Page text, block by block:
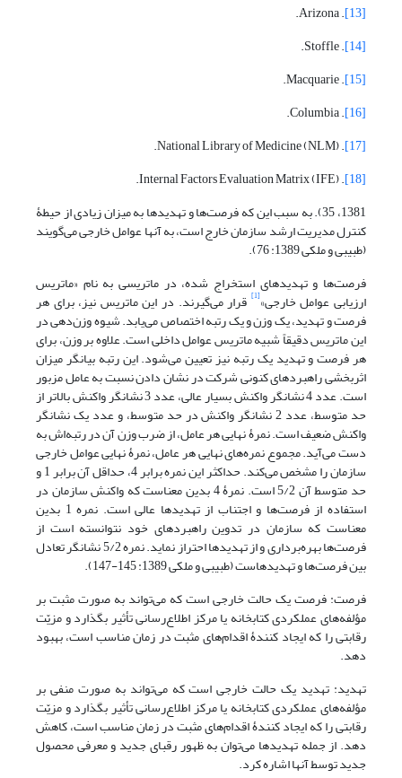
[13]
. Arizona.
[14]
. Stoffle.
[15]
. Macquarie.
[16]
. Columbia.
[17]
. National Library of Medicine (NLM).
[18]
. Internal Factors Evaluation Matrix (IFE).
1381، 35). به سبب این که فرصت‌ها و تهدیدها به میزان زیادی از حیطۀ
کنترل مدیریت ارشد سازمان خارج است، به آنها عوامل خارجی می‌گویند
(طبیبی و ملکی 1389: 76).
فرصت‌ها و تهدیدهای استخراج شده، در ماتریسی به نام «ماتریس
ارزیابی عوامل خارجی»[1] قرار می‌گیرند. در این ماتریس نیز، برای هر
فرصت و تهدید، یک وزن و یک رتبه اختصاص می‌یابد. شیوه وزن‌دهی در
این ماتریس دقیقاً شبیه ماتریس عوامل داخلی است. علاوه بر وزن، برای
هر فرصت و تهدید یک رتبه نیز تعیین می‌شود. این رتبه بیانگر میزان
اثربخشی راهبردهای کنونی شرکت در نشان دادن نسبت به عامل مزبور
است. عدد 4 نشانگر واکنش بسیار عالی، عدد 3 نشانگر واکنش بالاتر از
حد متوسط، عدد 2 نشانگر واکنش در حد متوسط، و عدد یک نشانگر
واکنش ضعیف است. نمرۀ نهایی هر عامل، از ضرب وزن آن در رتبه‌اش به
دست می‌آید. مجموع نمره‌های نهایی هر عامل، نمرۀ نهایی عوامل خارجی
سازمان را مشخص می‌کند. حداکثر این نمره برابر 4، حداقل آن برابر 1 و
حد متوسط آن 5/2 است. نمرۀ 4 بدین معناست که واکنش سازمان در
استفاده از فرصت‌ها و اجتناب از تهدیدها عالی است. نمره 1 بدین
معناست که سازمان در تدوین راهبردهای خود نتوانسته است از
فرصت‌ها بهره‌برداری و از تهدیدها احتراز نماید. نمره 5/2 نشانگر تعادل
بین فرصت‌ها و تهدیدهاست (طبیبی و ملکی 1389: 145-147).
فرصت: فرصت یک حالت خارجی است که می‌تواند به صورت مثبت بر
مؤلفه‌های عملکردی کتابخانه یا مرکز اطلاع‌رسانی تأثیر بگذارد و مزیّت
رقابتی را که ایجاد کنندۀ اقدام‌های مثبت در زمان مناسب است، بهبود
دهد.
تهدید: تهدید یک حالت خارجی است که می‌تواند به صورت منفی بر
مؤلفه‌های عملکردی کتابخانه یا مرکز اطلاع‌رسانی تأثیر بگذارد و مزیّت
رقابتی را که ایجاد کنندۀ اقدام‌های مثبت در زمان مناسب است، کاهش
دهد. از جمله تهدیدها می‌توان به ظهور رقبای جدید و معرفی محصول
جدید توسط آنها اشاره کرد.